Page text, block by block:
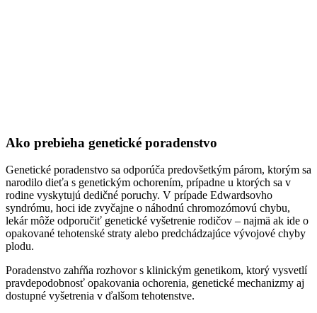
Ako prebieha genetické poradenstvo
Genetické poradenstvo sa odporúča predovšetkým párom, ktorým sa
narodilo dieťa s genetickým ochorením, prípadne u ktorých sa v
rodine vyskytujú dedičné poruchy. V prípade Edwardsovho
syndrómu, hoci ide zvyčajne o náhodnú chromozómovú chybu,
lekár môže odporučiť genetické vyšetrenie rodičov – najmä ak ide o
opakované tehotenské straty alebo predchádzajúce vývojové chyby
plodu.
Poradenstvo zahŕňa rozhovor s klinickým genetikom, ktorý vysvetlí
pravdepodobnosť opakovania ochorenia, genetické mechanizmy aj
dostupné vyšetrenia v ďalšom tehotenstve.